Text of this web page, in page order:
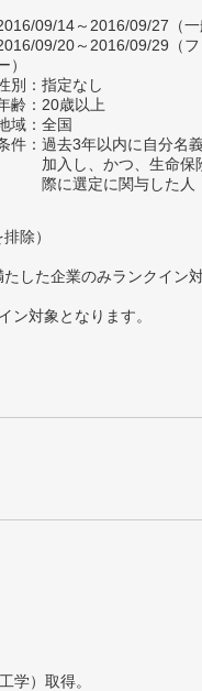
09/14～2016/09/27（一
09/20～2016/09/29（
）
別：指定なし
齢：20歳以上
域：全国
件：過去3年以内に自分名
加入し、かつ、生命保
際に選定に関与した人
除）
した企業のみランクイン
対象となります。
学）取得。